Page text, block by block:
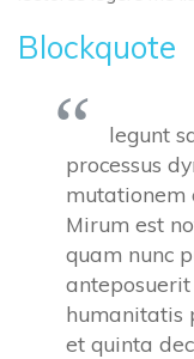
Blockquote
legunt
processus
mutationem
Mirum est
quam nunc
humanitatis
et quinta